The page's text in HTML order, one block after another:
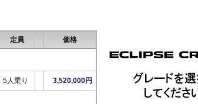
定員 価格
5人乗り 3,520,000円